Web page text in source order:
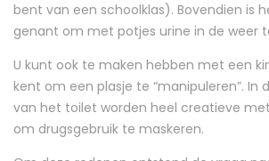
bent van een schoolklas). Bovendien is
genant om met potjes urine in de weer
U kunt ook te maken hebben met een
kent om een plasje te “manipuleren”. In
van het toilet worden heel creatieve
om drugsgebruik te maskeren.